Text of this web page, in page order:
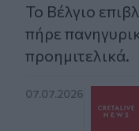
Το Βέλγιο
πήρε
προημιτελικά.
07.07.2026